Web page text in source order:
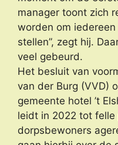
manager toont zich
worden om
stellen”, zegt hij.
veel gebeurd.
Het besluit van
van der Burg (VVD)
gemeente hotel ’t
leidt in 2022 tot
dorpsbewoners